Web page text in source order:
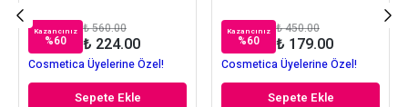
Kazancınız
%60
₺ 560.00
₺ 224.00
Cosmetica Üyelerine Özel!
Sepete Ekle
Kazancınız
%60
₺ 450.00
₺ 179.00
Cosmetica Üyelerine Özel!
Sepete Ekle